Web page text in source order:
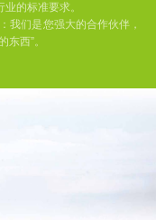
的标准要求。
我们是您强大的合作伙伴，
西”。